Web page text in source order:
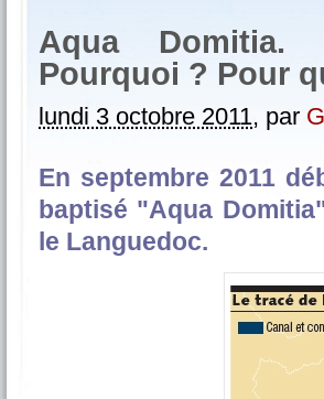
Aqua Domitia.
Pourquoi ? Pour
lundi 3 octobre 2011, par
En septembre 2011
baptisé "Aqua
le Languedoc.